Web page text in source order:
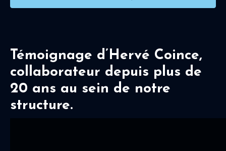
Témoignage d’Hervé Coince,
collaborateur depuis plus de
20 ans au sein de notre
structure.